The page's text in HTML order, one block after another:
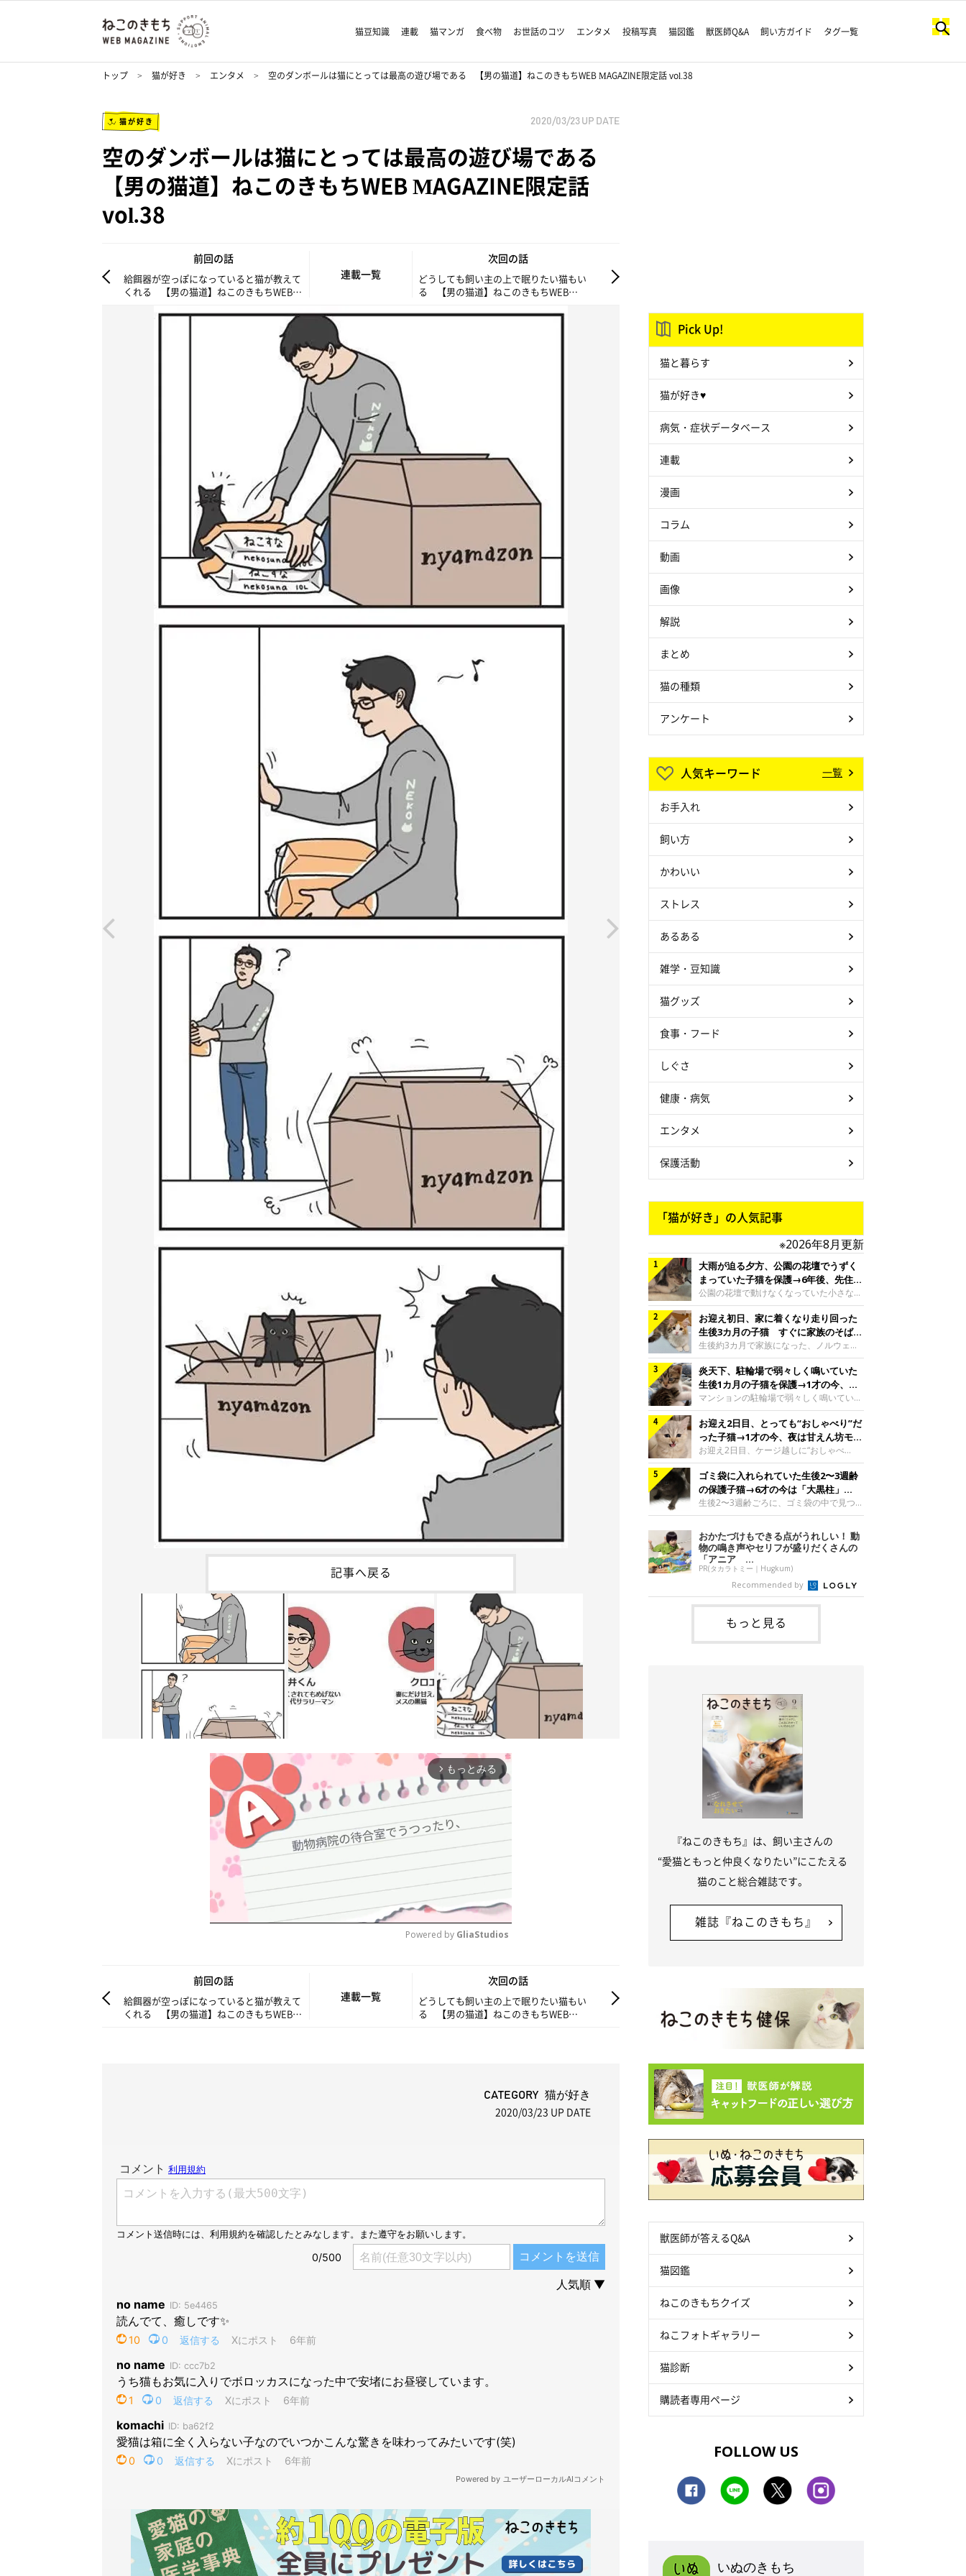
猫豆知識 連載 猫マンガ 食べ物 お世話のコツ エンタメ 投稿写真 猫図鑑 獣医師Q&A 飼い方ガイド タグ一覧
トップ 猫が好き エンタメ 空のダンボールは猫にとっては最高の遊び場である 【男の猫道】ねこのきもちWEB MAGAZINE限定話 vol.38
猫が好き 2020/03/23 UP DATE
空のダンボールは猫にとっては最高の遊び場である
【男の猫道】ねこのきもちWEB MAGAZINE限定話
vol.38
前回の話
給餌器が空っぽになっていると猫が教えて
くれる 【男の猫道】ねこのきもちWEB
連載一覧
次回の話
どうしても飼い主の上で眠りたい猫もい
る 【男の猫道】ねこのきもちWEB
記事へ戻る
arrow_forward_ios もっとみる
u
t
Powered by GliaStudios
前回の話
給餌器が空っぽになっていると猫が教えて
くれる 【男の猫道】ねこのきもちWEB
連載一覧
次回の話
どうしても飼い主の上で眠りたい猫もい
る 【男の猫道】ねこのきもちWEB
CATEGORY 猫が好き
2020/03/23 UP DATE
Pick Up!
猫と暮らす
猫が好き♥
病気・症状データベース
連載
漫画
コラム
動画
画像
解説
まとめ
猫の種類
アンケート
人気キーワード 一覧
お手入れ
飼い方
かわいい
ストレス
あるある
雑学・豆知識
猫グッズ
食事・フード
しぐさ
健康・病気
エンタメ
保護活動
「猫が好き」の人気記事
※2026年8月更新
大雨が迫る夕方、公園の花壇でうずく
まっていた子猫を保護→6年後、先住猫
と“姉妹”のような関係に
公園の花壇で動けなくなっていた小さな子
猫。家族に迎えられてから6年、先住猫と
の間には深い絆が育まれていました。保護
当時のティダちゃん。
@muumuu62197189紹介するのは、
X（旧Twitter）ユーザー
@muumuu62197189さんの愛猫・ティダ
ちゃん（取材時6才）の成長記録です。こ
ちらは、生後3カ月ごろのティダちゃん。
飼い主さんが出会ったのは、夜から大雨に
なると予報されていた日の夕方でした。花
壇で動けずにいた子猫保護したばかりのテ
ィダちゃん。@muumuu62197189飼い主
さんは、公園の
お迎え初日、家に着くなり走り回った
生後3カ月の子猫 すぐに家族のそばで
落ち着く姿に「迎えてよかった」
生後約3カ月で家族になった、ノルウェー
ジャンフォレストキャットの子猫。お迎え
翌日には、すでに家でくつろぐ様子を見せ
ていました。お迎え翌日、ベッドでうとう
とするむうちゃんお迎え翌日のむうちゃ
ん。@umimugi0304紹介するのは、
Instagramユーザー@umimugi0304さんの
愛猫・むうちゃん（撮影時、生後約3カ月
／ノルウェージャンフォレストキャッ
ト）。こちらは、お迎え翌日に撮影された
一枚。ゴハンをお腹いっぱい食べたむうち
ゃんは眠くなり、飼い主さん夫婦のベッド
でうとうとし始めたのだとか。飼い主さ
炎天下、駐輪場で弱々しく鳴いていた
生後1カ月の子猫を保護→1才の今、筋
肉質でツンデレなコに成長
マンションの駐輪場で弱々しく鳴いてい
た、生後1カ月ほどの子猫。家族に迎えら
れてから1年、体も行動も大きく成長しま
した。炎天下の駐輪場で鳴いていた小さな
子猫保護当時のモモちゃん。@Kingponzu
紹介するのは、X（旧Twitter）ユーザー
@Kingponzuさんの愛猫・モモちゃん（取
材時1才）の成長記録です。こちらは、モ
モちゃんが生後1カ月ごろに撮影された一
枚。飼い主さんの自宅マンションの駐輪場
です。子猫時代のモモちゃん。
@Kingponzuその日は気温が35℃を
お迎え2日目、とっても“おしゃべり”だ
った子猫→1才の今、夜は甘えん坊モー
ドになるコに成長！
お迎え2日目、ケージ越しに“おしゃべ
り”する姿を見せていた子猫。1才になった
今も見せる愛らしい姿にキュンとします。
お迎え2日目、ケージ越しに何かを伝える
ももちゃん“おしゃべり”なももちゃん。
@poocoonyan紹介するのは、Instagram
ユーザー@poocoonyanさんの愛猫・もも
ちゃん（取材時1才／マンチカン）です。
こちらの動画は、ももちゃんが生後2カ月
を過ぎたころ、お迎え2日目に撮影された
もの。新しい環境にゆっくり慣れてもらう
ため、当時はケージの中で過ごしていまし
た。鳴いてアピールするももち
ゴミ袋に入れられていた生後2〜3週齢
の保護子猫→6才の今は「大黒柱」
に！ 美しい黒猫に成長した姿にグッ
とくる
生後2〜3週齢ごろに、ゴミ袋の中で見つか
った小さな命。ミルクから育てられたその
子猫は今、家族に欠かせない存在へと成長
しました。ゴミ袋の中で見つかった、ミニ
モグラのような子猫よちよち歩きをしてい
たころの、生後2〜3週齢ごろのドンちゃ
ん。@doddou_1今回紹介するのは、
X（旧Twitter）ユーザー@doddou_1さん
の愛猫・ドンちゃん（取材時、推定6才／
本名：ドミトリー・ドンスコイ）。ドンち
ゃんは、保護猫でした。ドンちゃんが見つ
かったのは、飼い主さんの姉の勤め先の敷
おかたづけもできる点がうれしい！ 動
物の鳴き声やセリフが盛りだくさんの
「アニア ...
PR(タカラトミー｜Hugkum)
Recommended by
もっと見る
『ねこのきもち』は、飼い主さんの
“愛猫ともっと仲良くなりたい”にこたえる
猫のこと総合雑誌です。
雑誌『ねこのきもち』
獣医師が答えるQ&A
猫図鑑
ねこのきもちクイズ
ねこフォトギャラリー
猫診断
購読者専用ページ
FOLLOW US
いぬのきもち